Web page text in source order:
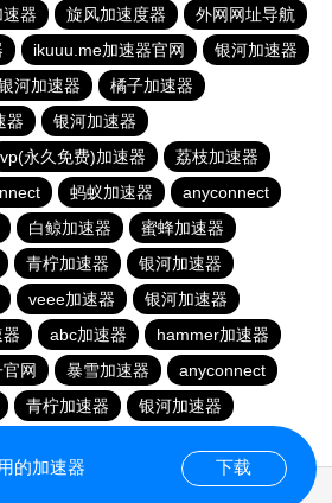
器 旋风加速度器
外网网址导航
ikuuu.me加速器官网
银河加速器
河加速器
橘子加速器
器
银河加速器
vp(永久免费)加速器
荔枝加速器
蚂蚁加速器
anyconnect
白鲸加速器
蜜蜂加速器
青柠加速器
银河加速器
veee加速器
银河加速器
abc加速器
hammer加速器
网 暴雪加速器
anyconnect
青柠加速器
银河加速器
的加速器 下载